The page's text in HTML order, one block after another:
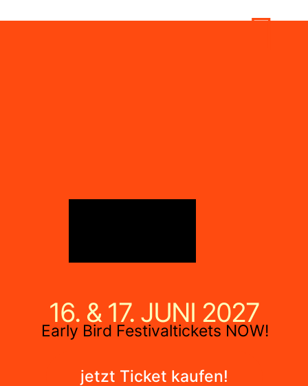
16. & 17. JUNI 2027
Early Bird Festivaltickets NOW!
jetzt Ticket kaufen!